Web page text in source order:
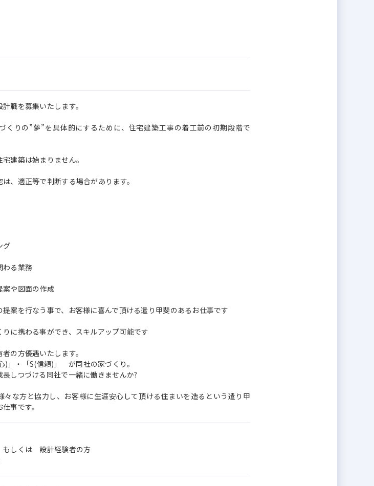
職を募集いたします。
くりの”夢”を具体的にするために、住宅建築工事の着工前の初期段階で
建築は始まりません。
、適正等で判断する場合があります。
グ
わる業務
案や図面の作成
案を行なう事で、お客様に喜んで頂ける遣り甲斐のあるお仕事です
に携わる事ができ、スキルアップ可能です
の方優遇いたします。
)」・「S(信頼)」 が同社の家づくり。
しつづける同社で一緒に働きませんか?
々な方と協力し、お客様に生涯安心して頂ける住まいを造るという遣り甲
事です。
しくは 設計経験者の方